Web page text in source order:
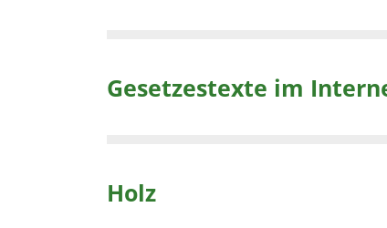
Gesetzestexte im
Holz